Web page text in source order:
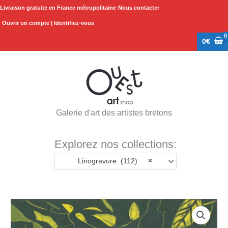
Aller
Livraison gratuite en France métropolitaine Nous contacter
Ouvrir un compte | Identifiez-vous
0€
Galerie d'art des artistes bretons
Explorez nos collections:
×
Linogravure (112)
quantité